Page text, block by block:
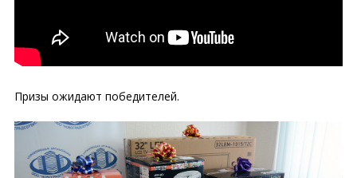
Призы ожидают победителей.